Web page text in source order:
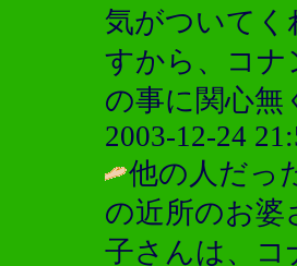
気がついて
すから、コナ
の事に関心
2003-12-24
他の人だっ
の近所のお
子さんは、コ